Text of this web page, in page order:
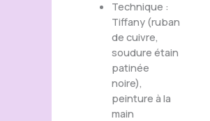
Technique :
Tiffany (ruban
de cuivre,
soudure étain
patinée
noire),
peinture à la
main